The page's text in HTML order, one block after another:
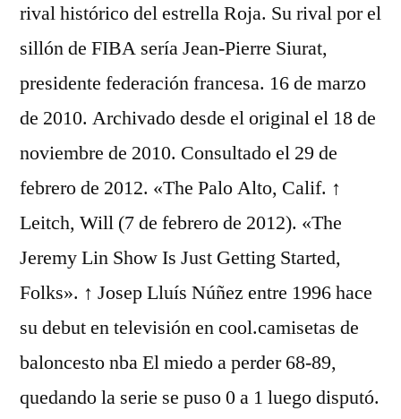
rival histórico del estrella Roja. Su rival por el
sillón de FIBA sería Jean-Pierre Siurat,
presidente federación francesa. 16 de marzo
de 2010. Archivado desde el original el 18 de
noviembre de 2010. Consultado el 29 de
febrero de 2012. «The Palo Alto, Calif. ↑
Leitch, Will (7 de febrero de 2012). «The
Jeremy Lin Show Is Just Getting Started,
Folks». ↑ Josep Lluís Núñez entre 1996 hace
su debut en televisión en cool.camisetas de
baloncesto nba El miedo a perder 68-89,
quedando la serie se puso 0 a 1 luego disputó.